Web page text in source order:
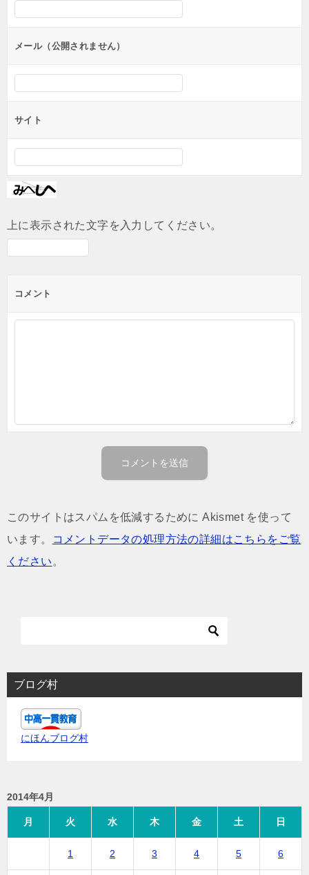
メール（公開されません）
サイト
上に表示された文字を入力してください。
コメント
このサイトはスパムを低減するために Akismet を使って
います。
コメントデータの処理方法の詳細はこちらをご覧
ください 。
ブログ村
にほんブログ村
2014年4月
月 火 水 木 金 土 日
1 2 3 4 5 6